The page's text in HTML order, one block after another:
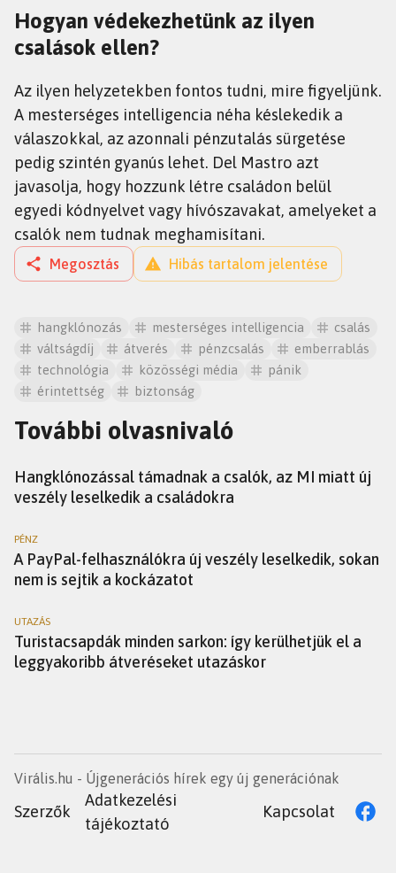
Hogyan védekezhetünk az ilyen
csalások ellen?
Az ilyen helyzetekben fontos tudni, mire figyeljünk.
A mesterséges intelligencia néha késlekedik a
válaszokkal, az azonnali pénzutalás sürgetése
pedig szintén gyanús lehet. Del Mastro azt
javasolja, hogy hozzunk létre családon belül
egyedi kódnyelvet vagy hívószavakat, amelyeket a
csalók nem tudnak meghamisítani.
Megosztás Hibás tartalom jelentése
hangklónozás mesterséges intelligencia
csalás
váltságdíj
átverés pénzcsalás
emberrablás
technológia
közösségi média
pánik
érintettség
biztonság
További olvasnivaló
Hangklónozással támadnak a csalók, az MI miatt új
veszély leselkedik a családokra
PÉNZ
A PayPal-felhasználókra új veszély leselkedik, sokan
nem is sejtik a kockázatot
UTAZÁS
Turistacsapdák minden sarkon: így kerülhetjük el a
leggyakoribb átveréseket utazáskor
Virális.hu - Újgenerációs hírek egy új generációnak
Szerzők
Adatkezelési
tájékoztató
Kapcsolat